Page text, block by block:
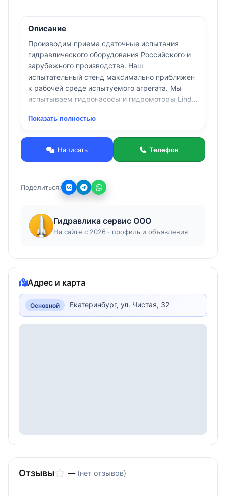
Описание
Производим приема сдаточные испытания
гидравлического оборудования Российского и
зарубежного производства. Наш
испытательный стенд максимально приближен
к рабочей среде испытуемого агрегата. Мы
испытываем гидронасосы и гидромоторы Linde,
Hyundai, Hitachi, Doosan, Liebherr, Komatsu,
вы можете получить у наших специалистов. Мы
с радостью ответим вам на ваши вопросы по
Показать полностью
Написать Телефон
Поделиться:
Гидравлика сервис ООО
На сайте с 2026 · профиль и объявления
Адрес и карта
Основной Екатеринбург, ул. Чистая, 32
Отзывы — (нет отзывов)